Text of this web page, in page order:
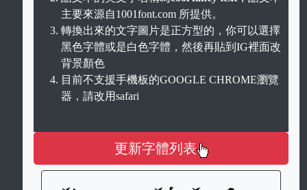
主要來源自1001font.com 所提供。
轉換出來的文字圖片是正方型的，你可以選擇
黑色字體或是白色字體，然後再貼到IG裡面改
背景顏色
目前不支援手機板的GOOGLE CHROME瀏覽
器，請改用safari
更新字體列表